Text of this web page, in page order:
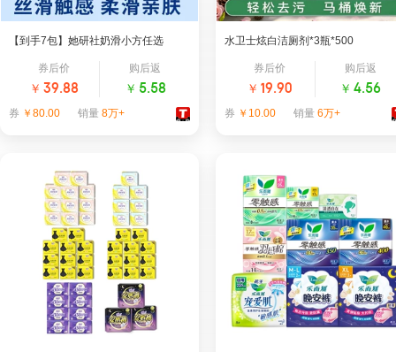
【到手7包】她研社奶滑小方任选
券后价
￥ 39.88
购后返
￥ 5.58
券 ￥80.00 销量 8万+
Herlab她研社旗舰店
水卫士炫白洁厕剂*3瓶*500
券后价
￥ 19.90
购后返
￥ 4.56
券 ￥10.00 销量 6万+